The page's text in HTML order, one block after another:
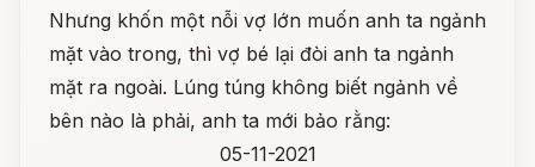
Nhưng khốn một nỗi vợ lớn muốn anh ta ngảnh
mặt vào trong, thì vợ bé lại đòi anh ta ngảnh
mặt ra ngoài. Lúng túng không biết ngảnh về
bên nào là phải, anh ta mới bảo rằng:
05-11-2021